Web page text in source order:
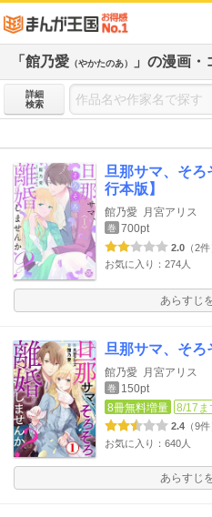
「館乃愛 （やかたのあ） 」の漫画
詳細
検索
旦那サマ、そろ
行本版】
館乃愛 月宮アリス
巻 700pt
2.0 （2件
お気に入り：274人
あらすじ
旦那サマ、そろ
館乃愛 月宮アリス
巻
150pt
8冊無料増量
8/17ま
2.4 （9件
お気に入り：640人
あらすじ